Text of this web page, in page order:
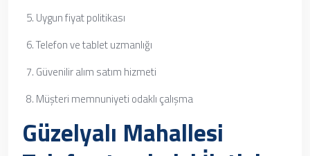
Uygun fiyat politikası
Telefon ve tablet uzmanlığı
Güvenilir alım satım hizmeti
Müşteri memnuniyeti odaklı çalışma
Güzelyalı Mahallesi